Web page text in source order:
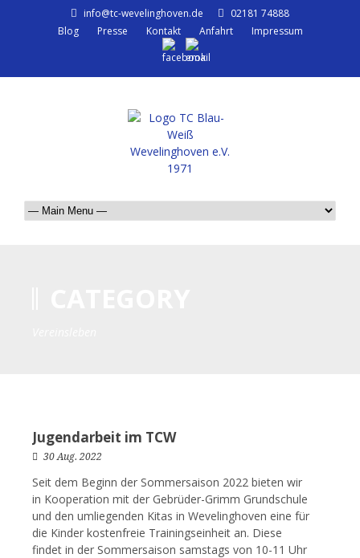
info@tc-wevelinghoven.de
02181 74888
Blog
Presse Kontakt Anfahrt Impressum
Jugendarbeit im TCW
30 Aug. 2022
Seit dem Beginn der Sommersaison 2022 bieten wir
in Kooperation mit der Gebrüder-Grimm Grundschule
und den umliegenden Kitas in Wevelinghoven eine für
die Kinder kostenfreie Trainingseinheit an. Diese
findet in der Sommersaison samstags von 10-11 Uhr